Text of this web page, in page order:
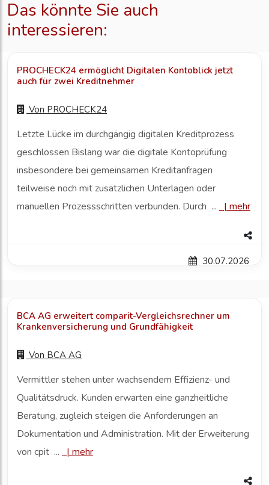
Das könnte Sie auch
interessieren:
PROCHECK24 ermöglicht Digitalen Kontoblick jetzt
auch für zwei Kreditnehmer
Von PROCHECK24
Letzte Lücke im durchgängig digitalen Kreditprozess
geschlossen Bislang war die digitale Kontoprüfung
insbesondere bei gemeinsamen Kreditanfragen
teilweise noch mit zusätzlichen Unterlagen oder
manuellen Prozessschritten verbunden. Durch ...
| mehr
30.07.2026
BCA AG erweitert comparit-Vergleichsrechner um
Krankenversicherung und Grundfähigkeit
Von BCA AG
Vermittler stehen unter wachsendem Effizienz- und
Qualitätsdruck. Kunden erwarten eine ganzheitliche
Beratung, zugleich steigen die Anforderungen an
Dokumentation und Administration. Mit der Erweiterung
von cpit ...
| mehr